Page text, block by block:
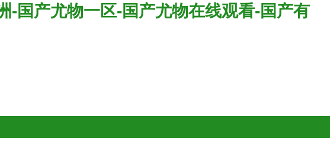
-国产尤物一区-国产尤物在线观看-国产有